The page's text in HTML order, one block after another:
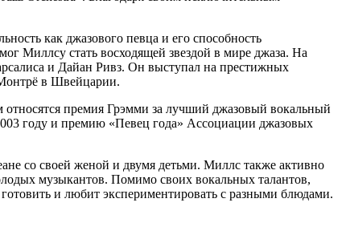
как джазового певца и его способность
Миллсу стать восходящей звездой в мире джаза. На
и Дайан Ривз. Он выступал на престижных
в Швейцарии.
премия Грэмми за лучший джазовый вокальный
году и премию «Певец года» Ассоциации джазовых
со своей женой и двумя детьми. Миллс также активно
музыкантов. Помимо своих вокальных талантов,
и любит экспериментировать с разными блюдами.